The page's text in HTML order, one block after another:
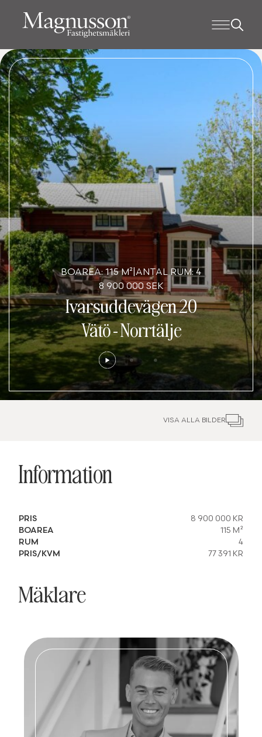
BOAREA: 115 M² ANTAL RUM: 4
8 900 000 SEK
Ivarsuddevägen 20
Vätö-Norrtälje
VISA ALLA BILDER
Information
PRIS
8 900 000 KR
BOAREA
115 M²
RUM
4
PRIS/KVM
77 391 KR
Mäklare